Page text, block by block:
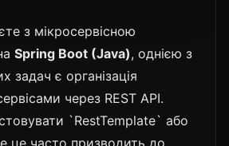
з мікросервісною
Spring Boot (Java), однією з
задач є організація
через REST API.
`RestTemplate` або
це часто призводить до